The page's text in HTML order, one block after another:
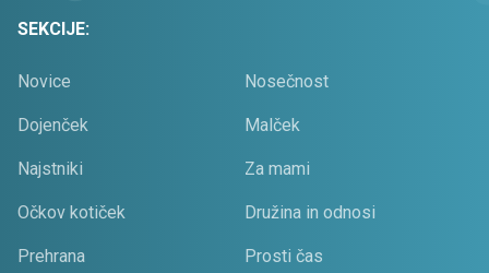
SEKCIJE:
Novice Nosečnost
Dojenček Malček
Najstniki Za mami
Očkov kotiček Družina in odnosi
Prehrana Prosti čas